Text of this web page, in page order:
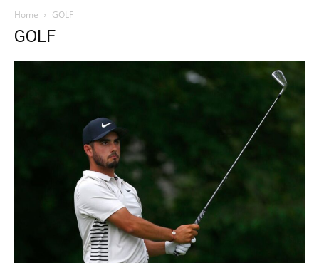
Home GOLF
GOLF